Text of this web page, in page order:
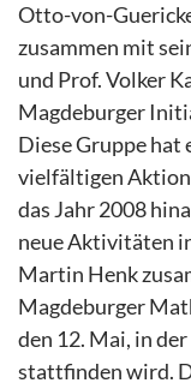
Otto-von-
zusammen mit
und Prof. Volker
Magdeburger
Diese Gruppe hat
vielfältigen
das Jahr 2008
neue Aktivitäten
Martin Henk
Magdeburger
den 12. Mai, in der
stattfinden wird.